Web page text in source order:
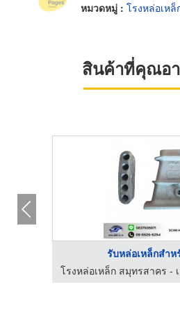
หมวดหมู่ : โรงหล่อเหล็
สินค้าที่คุณอ
รับหล่อเหล็กสำห
โรงหล่อเหล็ก สมุทรสาคร -